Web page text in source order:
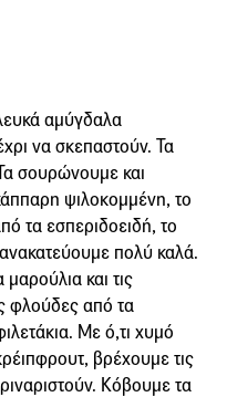
αμύγδαλα
να σκεπαστούν. Τα
σουρώνουμε και
ψιλοκομμένη, το
τα εσπεριδοειδή, το
ανακατεύουμε πολύ καλά.
και τις
φλούδες από τα
Με ό,τι χυμό
βρέχουμε τις
Κόβουμε τα